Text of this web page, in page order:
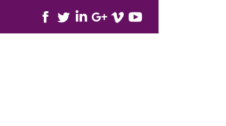
Facebook
TwitterLinkedIn
Google+
VimeoYouTube